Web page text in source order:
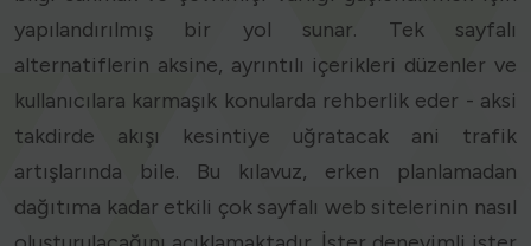
yapılandırılmış bir yol sunar. Tek sayfalı
alternatiflerin aksine, ayrıntılı içerikleri düzenler ve
kullanıcılara karmaşık konularda rehberlik eder - aksi
takdirde akışı kesintiye uğratacak ani trafik
artışlarında bile. Bu kılavuz, erken planlamadan
dağıtıma kadar etkili çok sayfalı web sitelerinin nasıl